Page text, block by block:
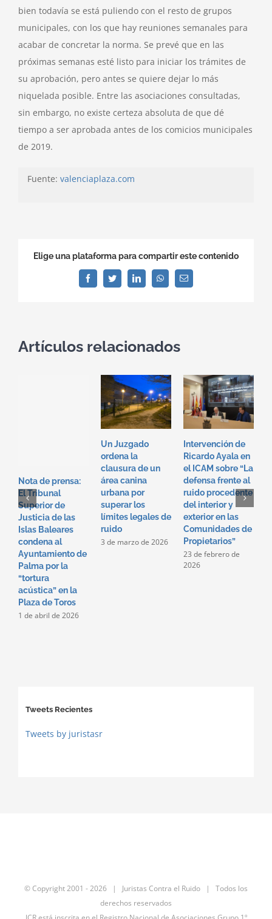
bien todavía se está puliendo con el resto de grupos
municipales, con los que hay reuniones semanales para
acabar de concretar la norma. Se prevé que en las
próximas semanas esté listo para iniciar los trámites de
su aprobación, pero antes se quiere dejar lo más
niquelada posible. Entre las asociaciones consultadas,
sin embargo, no existe certeza absoluta de que dé
tiempo a ser aprobada antes de los comicios municipales
de 2019.
Fuente: valenciaplaza.com
Elige una plataforma para compartir este contenido
FacebookTwitterLinkedInWhatsAppCorreo
electrónico
Artículos relacionados
Nota de prensa:
El Tribunal
Superior de
Justicia de las
Islas Baleares
condena al
Ayuntamiento de
Palma por la
“tortura
acústica” en la
Plaza de Toros
1 de abril de 2026
Un Juzgado
ordena la
clausura de un
área canina
urbana por
superar los
límites legales de
ruido
3 de marzo de 2026
Intervención de
Ricardo Ayala en
el ICAM sobre “La
defensa frente al
ruido procedente
del interior y
exterior en las
Comunidades de
Propietarios”
23 de febrero de
2026
Tweets Recientes
Tweets by juristasr
© Copyright 2001 -2026 | Juristas Contra el Ruido | Todos los
derechos reservados